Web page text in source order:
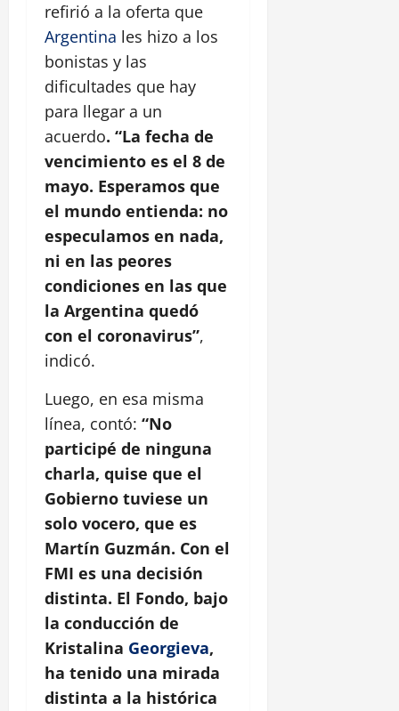
refirió a la oferta que
Argentina les hizo a los
bonistas y las
dificultades que hay
para llegar a un
acuerdo. “La fecha de
vencimiento es el 8 de
mayo. Esperamos que
el mundo entienda: no
especulamos en nada,
ni en las peores
condiciones en las que
la Argentina quedó
con el coronavirus”,
indicó.
Luego, en esa misma
línea, contó: “No
participé de ninguna
charla, quise que el
Gobierno tuviese un
solo vocero, que es
Martín Guzmán. Con el
FMI es una decisión
distinta. El Fondo, bajo
la conducción de
Kristalina Georgieva,
ha tenido una mirada
distinta a la histórica